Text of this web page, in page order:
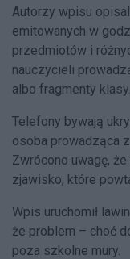
Autorzy wpisu
emitowanych w
przedmiotów i
nauczycieli
albo fragmenty klasy.
Telefony bywają
osoba prowadząca
Zwrócono uwagę,
zjawisko, które
Wpis uruchomił
że problem – choć
poza szkolne mury.